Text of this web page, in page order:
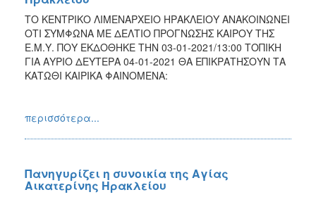
ΤΟ ΚΕΝΤΡΙΚΟ ΛΙΜΕΝΑΡΧΕΙΟ ΗΡΑΚΛΕΙΟΥ ΑΝΑΚΟΙΝΩΝΕΙ
ΟΤΙ ΣΥΜΦΩΝΑ ΜΕ ΔΕΛΤΙΟ ΠΡΟΓΝΩΣΗΣ ΚΑΙΡΟΥ ΤΗΣ
Ε.Μ.Υ. ΠΟΥ ΕΚΔΟΘΗΚΕ ΤΗΝ 03-01-2021/13:00 ΤΟΠΙΚΗ
ΓΙΑ ΑΥΡΙΟ ΔΕΥΤΕΡΑ 04-01-2021 ΘΑ ΕΠΙΚΡΑΤΗΣΟΥΝ ΤΑ
ΚΑΤΩΘΙ ΚΑΙΡΙΚΑ ΦΑΙΝΟΜΕΝΑ:
περισσότερα...
Πανηγυρίζει η συνοικία της Αγίας
Αικατερίνης Ηρακλείου